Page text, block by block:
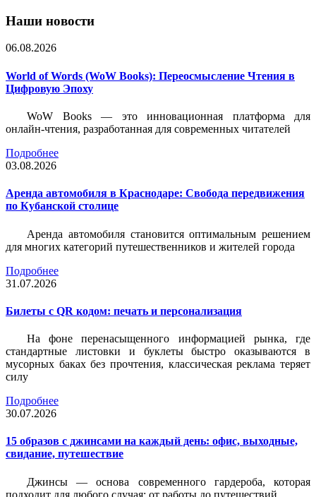
Наши новости
06.08.2026
World of Words (WoW Books): Переосмысление Чтения в
Цифровую Эпоху
WoW Books — это инновационная платформа для
онлайн-чтения, разработанная для современных читателей
Подробнее
03.08.2026
Аренда автомобиля в Краснодаре: Свобода передвижения
по Кубанской столице
Аренда автомобиля становится оптимальным решением
для многих категорий путешественников и жителей города
Подробнее
31.07.2026
Билеты c QR кодом: печать и персонализация
На фоне перенасыщенного информацией рынка, где
стандартные листовки и буклеты быстро оказываются в
мусорных баках без прочтения, классическая реклама теряет
силу
Подробнее
30.07.2026
15 образов с джинсами на каждый день: офис, выходные,
свидание, путешествие
Джинсы — основа современного гардероба, которая
подходит для любого случая: от работы до путешествий